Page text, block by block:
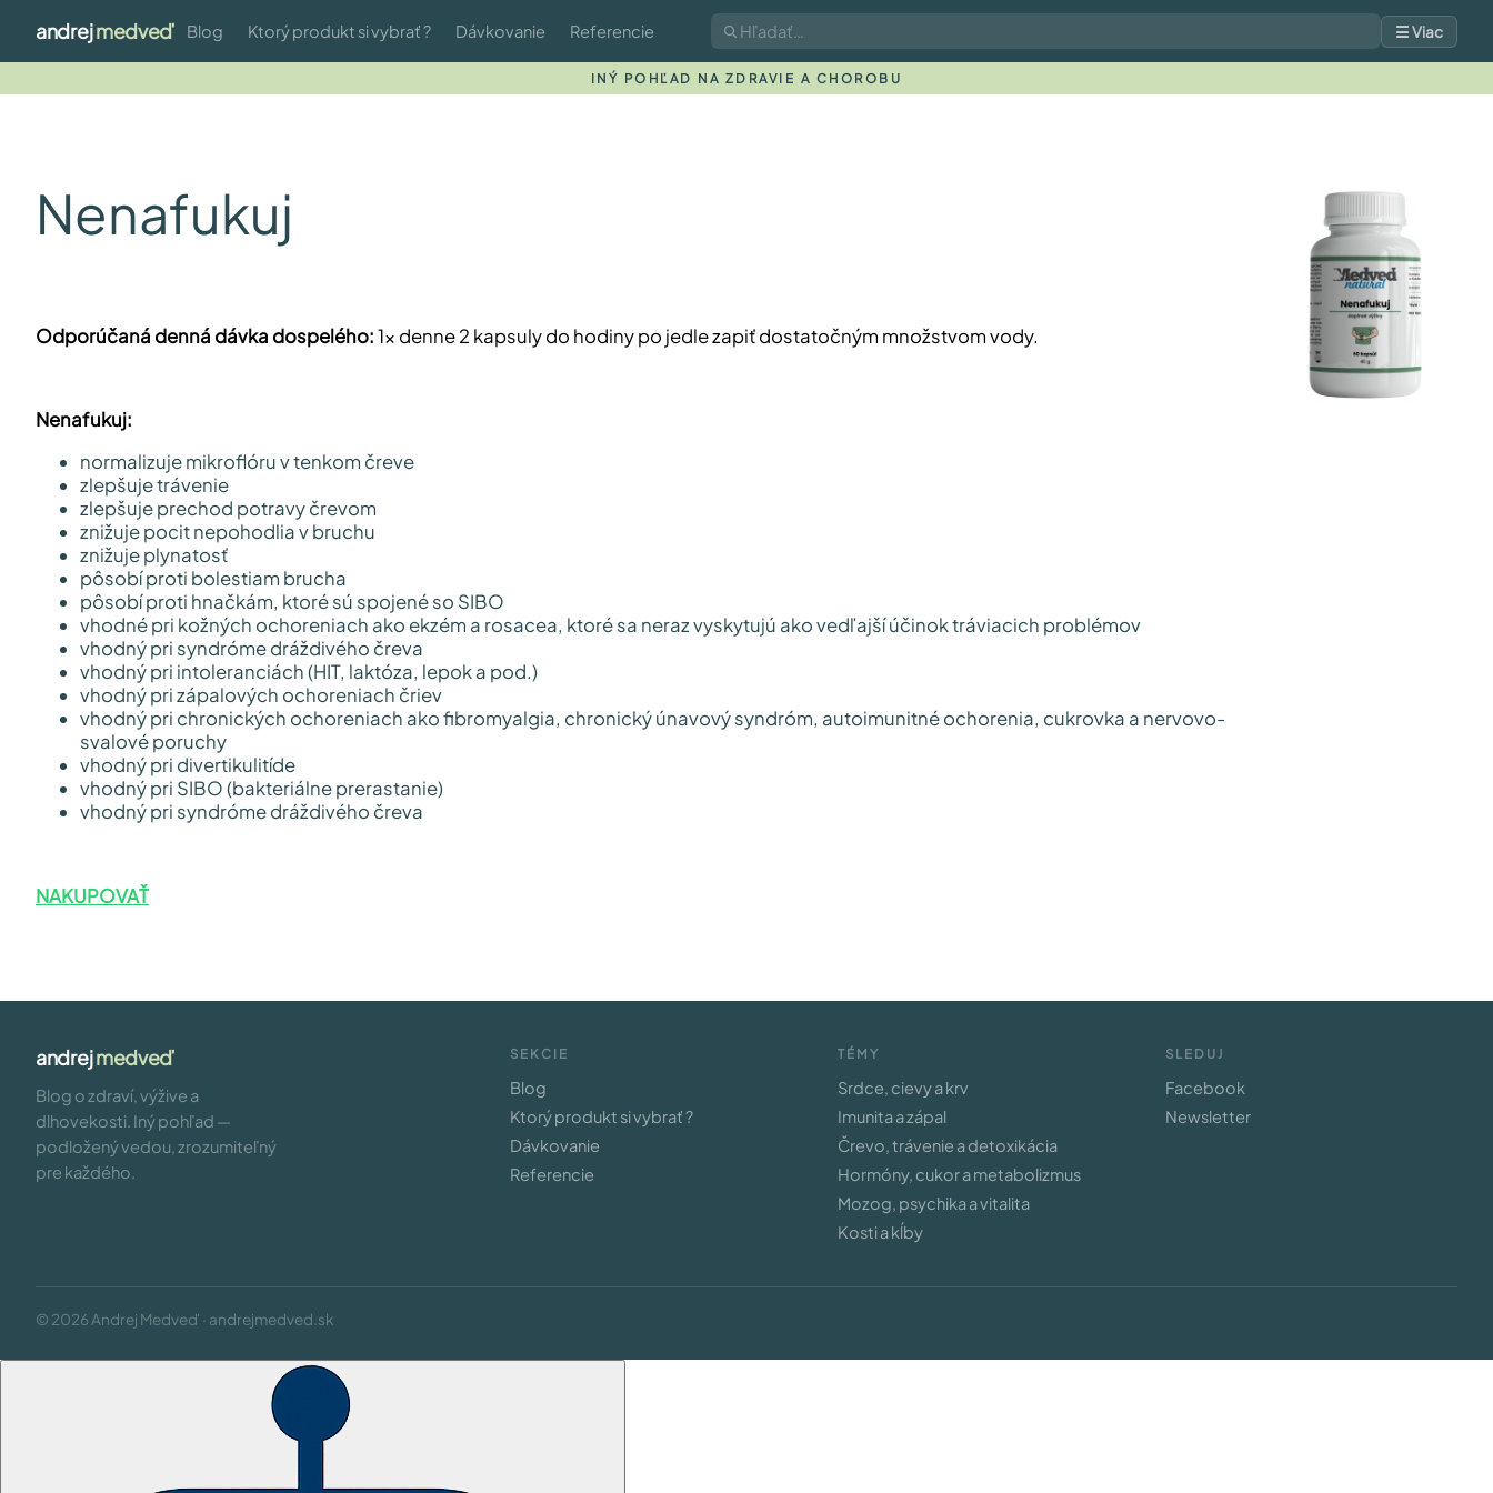
andrejmedveď Blog Ktorý produkt si vybrať ? Dávkovanie Referencie ☰ Viac
INÝ POHĽAD NA ZDRAVIE A CHOROBU
Nenafukuj
Odporúčaná denná dávka dospelého:1× denne 2 kapsuly do hodiny po jedle zapiť dostatočným množstvom vody.
Nenafukuj:
normalizuje mikroflóru v tenkom čreve
zlepšuje trávenie
zlepšuje prechod potravy črevom
znižuje pocit nepohodlia v bruchu
znižuje plynatosť
pôsobí proti bolestiam brucha
pôsobí proti hnačkám, ktoré sú spojené so SIBO
vhodné pri kožných ochoreniach ako ekzém a rosacea, ktoré sa neraz vyskytujú ako vedľajší účinok tráviacich problémov
vhodný pri syndróme dráždivého čreva
vhodný pri intoleranciách (HIT, laktóza, lepok a pod.)
vhodný pri zápalových ochoreniach čriev
vhodný pri chronických ochoreniach ako fibromyalgia, chronický únavový syndróm, autoimunitné ochorenia, cukrovka a nervovo-
svalové poruchy
vhodný pri divertikulitíde
vhodný pri SIBO (bakteriálne prerastanie)
vhodný pri syndróme dráždivého čreva
NAKUPOVAŤ
andrejmedveď
Blog o zdraví, výžive a
dlhovekosti. Iný pohľad —
podložený vedou, zrozumiteľný
pre každého.
SEKCIE
Blog
Ktorý produkt si vybrať ?
Dávkovanie
Referencie
TÉMY
Srdce, cievy a krv
Imunita a zápal
Črevo, trávenie a detoxikácia
Hormóny, cukor a metabolizmus
Mozog, psychika a vitalita
Kosti a kĺby
SLEDUJ
Facebook
Newsletter
© 2026 Andrej Medveď · andrejmedved.sk